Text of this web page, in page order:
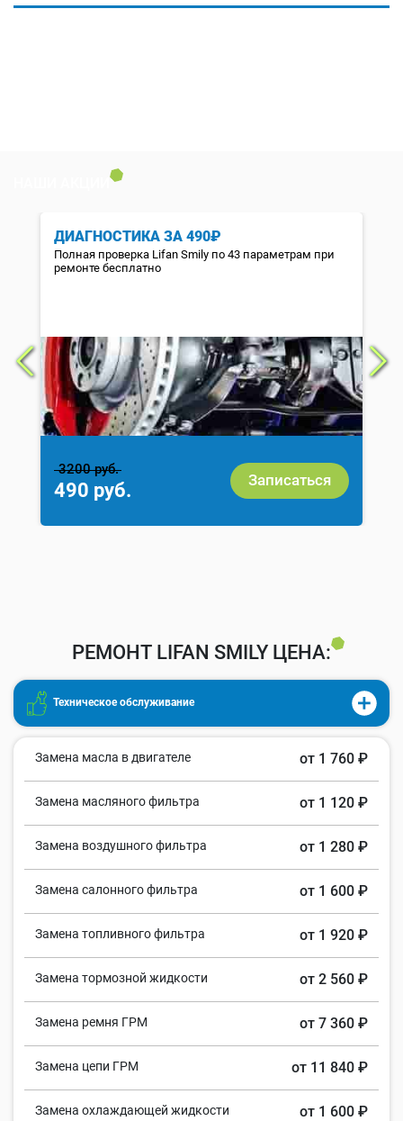
ДИАГНОСТИКА ЗА 490₽
Полная проверка Lifan Smily по 43 параметрам при
ремонте бесплатно
3200 руб.
490 руб. Записаться
РЕМОНТ LIFAN SMILY ЦЕНА:
Техническое обслуживание
Замена масла в двигателе от 1 760 ₽
Замена масляного фильтра от 1 120 ₽
Замена воздушного фильтра от 1 280 ₽
Замена салонного фильтра от 1 600 ₽
Замена топливного фильтра от 1 920 ₽
Замена тормозной жидкости от 2 560 ₽
Замена ремня ГРМ от 7 360 ₽
Замена цепи ГРМ от 11 840 ₽
Замена охлаждающей жидкости от 1 600 ₽